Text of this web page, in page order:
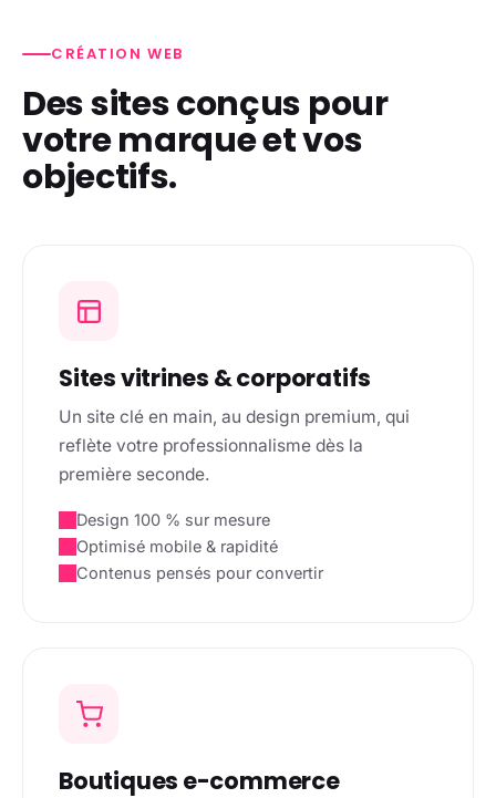
CRÉATION WEB
Des sites conçus pour
votre marque et vos
objectifs.
Sites vitrines & corporatifs
Un site clé en main, au design premium, qui
reflète votre professionnalisme dès la
première seconde.
Design 100 % sur mesure
Optimisé mobile & rapidité
Contenus pensés pour convertir
Boutiques e-commerce